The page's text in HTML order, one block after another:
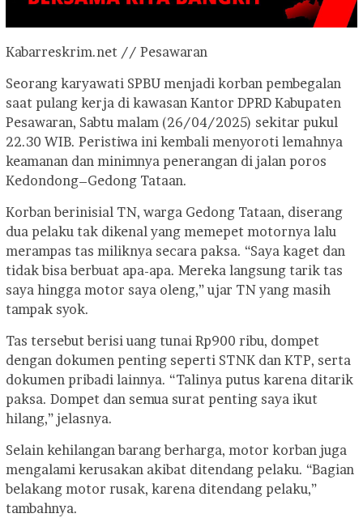
Kabarreskrim.net // Pesawaran
Seorang karyawati SPBU menjadi korban pembegalan
saat pulang kerja di kawasan Kantor DPRD Kabupaten
Pesawaran, Sabtu malam (26/04/2025) sekitar pukul
22.30 WIB. Peristiwa ini kembali menyoroti lemahnya
keamanan dan minimnya penerangan di jalan poros
Kedondong–Gedong Tataan.
Korban berinisial TN, warga Gedong Tataan, diserang
dua pelaku tak dikenal yang memepet motornya lalu
merampas tas miliknya secara paksa. “Saya kaget dan
tidak bisa berbuat apa-apa. Mereka langsung tarik tas
saya hingga motor saya oleng,” ujar TN yang masih
tampak syok.
Tas tersebut berisi uang tunai Rp900 ribu, dompet
dengan dokumen penting seperti STNK dan KTP, serta
dokumen pribadi lainnya. “Talinya putus karena ditarik
paksa. Dompet dan semua surat penting saya ikut
hilang,” jelasnya.
Selain kehilangan barang berharga, motor korban juga
mengalami kerusakan akibat ditendang pelaku. “Bagian
belakang motor rusak, karena ditendang pelaku,”
tambahnya.